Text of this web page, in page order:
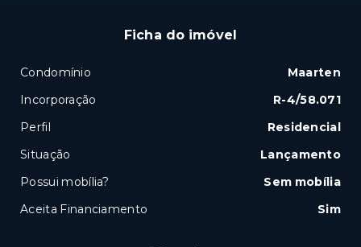
Ficha do imóvel
Condomínio
Maarten
Incorporação
R-4/58.071
Perfil
Residencial
Situação
Lançamento
Possui mobília?
Sem mobília
Aceita Financiamento
Sim